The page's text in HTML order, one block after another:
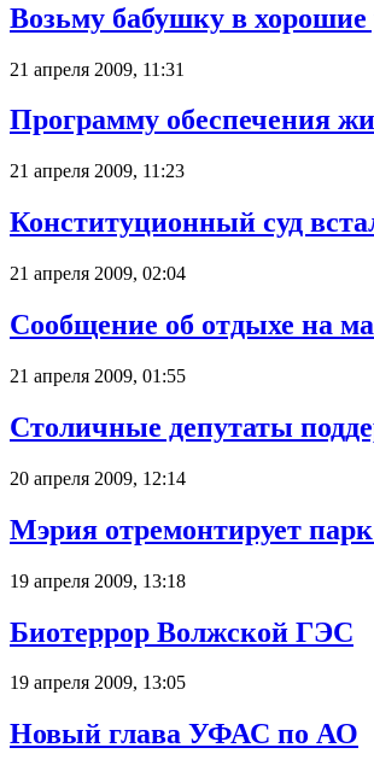
Возьму бабушку в хорошие
21 апреля 2009, 11:31
Программу обеспечения
21 апреля 2009, 11:23
Конституционный суд
21 апреля 2009, 02:04
Сообщение об отдыхе на
21 апреля 2009, 01:55
Столичные депутаты
20 апреля 2009, 12:14
Мэрия отремонтирует
19 апреля 2009, 13:18
Биотеррор Волжской ГЭС
19 апреля 2009, 13:05
Новый глава УФАС по АО